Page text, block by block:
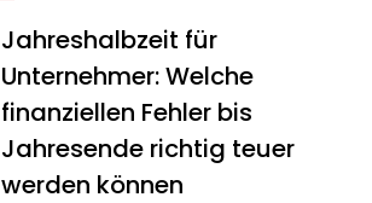
Jahreshalbzeit für
Unternehmer: Welche
finanziellen Fehler bis
Jahresende richtig teuer
werden können